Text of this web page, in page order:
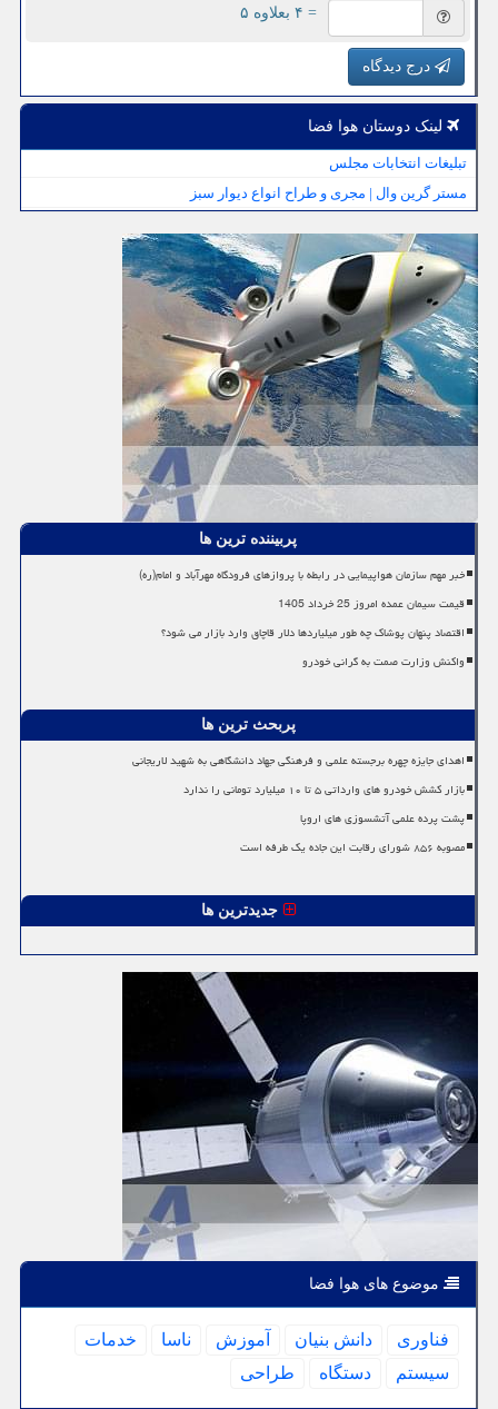
= ۴ بعلاوه ۵
درج دیدگاه
لینک دوستان هوا فضا
تبلیغات انتخابات مجلس
مستر گرین وال | مجری و طراح انواع دیوار سبز
پربیننده ترین ها
خبر مهم سازمان هواپیمایی در رابطه با پروازهای فرودگاه مهرآباد و امام(ره)
قیمت سیمان عمده امروز 25 خرداد 1405
اقتصاد پنهان پوشاک چه طور میلیاردها دلار قاچاق وارد بازار می شود؟
واکنش وزارت صمت به گرانی خودرو
پربحث ترین ها
اهدای جایزه چهره برجسته علمی و فرهنگی جهاد دانشگاهی به شهید لاریجانی
بازار کشش خودرو های وارداتی ۵ تا ۱۰ میلیارد تومانی را ندارد
پشت پرده علمی آتشسوزی های اروپا
مصوبه ۸۵۶ شورای رقابت این جاده یک طرفه است
جدیدترین ها
موضوع های هوا فضا
فناوری دانش بنیان آموزش ناسا
خدمات
سیستم
دستگاه طراحی